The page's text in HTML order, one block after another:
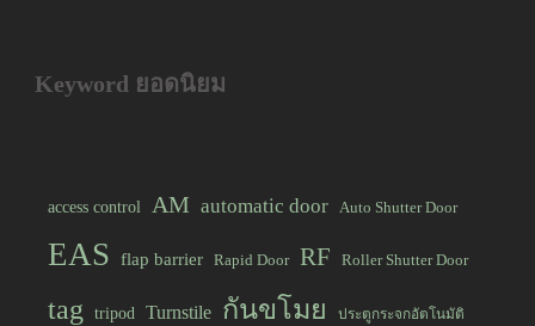
Keyword ยอดนิยม
access control AM automatic door Auto Shutter Door
EAS flap barrier Rapid Door RF Roller Shutter Door
tag tripod Turnstile กันขโมย ประตูกระจกอัตโนมัติ